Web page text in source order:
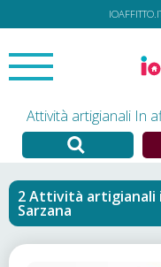
Attività artigianali In
Attività artigianali
Sarzana